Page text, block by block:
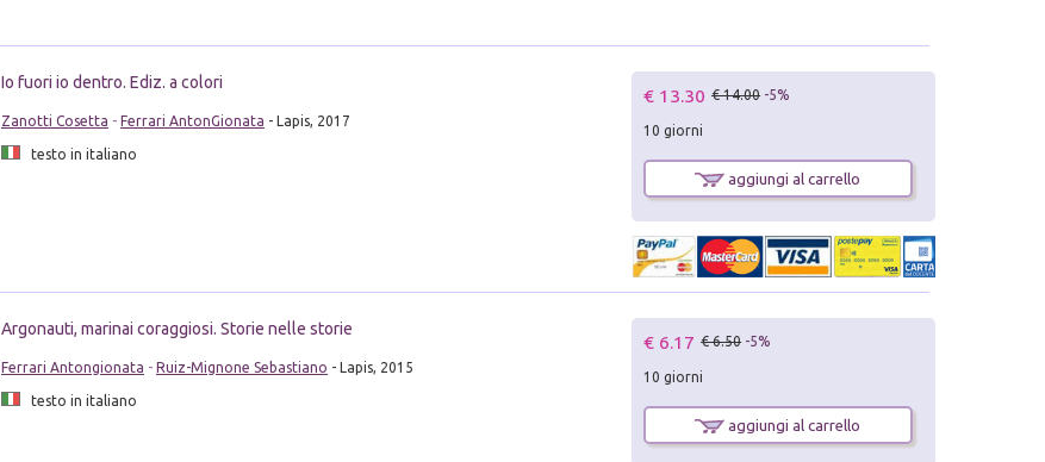
Io fuori io dentro. Ediz. a colori
Zanotti Cosetta - Ferrari AntonGionata - Lapis, 2017
testo in italiano
€ 13.30 € 14.00 -5%
10 giorni
aggiungi al carrello
Argonauti, marinai coraggiosi. Storie nelle storie
Ferrari Antongionata - Ruiz-Mignone Sebastiano - Lapis, 2015
testo in italiano
€ 6.17 € 6.50 -5%
10 giorni
aggiungi al carrello